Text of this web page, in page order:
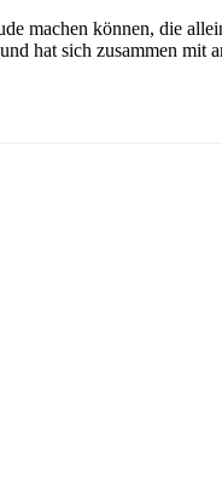
machen können, die
hat sich zusammen